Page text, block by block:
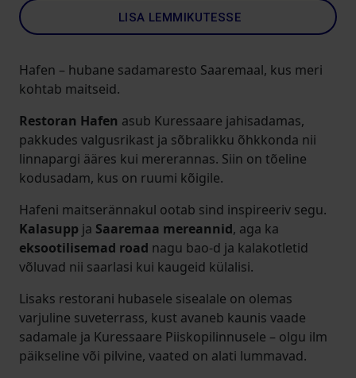
LISA LEMMIKUTESSE
Hafen – hubane sadamaresto Saaremaal, kus meri
kohtab maitseid.
Restoran Hafen asub Kuressaare jahisadamas,
pakkudes valgusrikast ja sõbralikku õhkkonda nii
linnapargi ääres kui mererannas. Siin on tõeline
kodusadam, kus on ruumi kõigile.
Hafeni maitserännakul ootab sind inspireeriv segu.
Kalasupp ja Saaremaa mereannid, aga ka
eksootilisemad road nagu bao-d ja kalakotletid
võluvad nii saarlasi kui kaugeid külalisi.
Lisaks restorani hubasele sisealale on olemas
varjuline suveterrass, kust avaneb kaunis vaade
sadamale ja Kuressaare Piiskopilinnusele – olgu ilm
päikseline või pilvine, vaated on alati lummavad.